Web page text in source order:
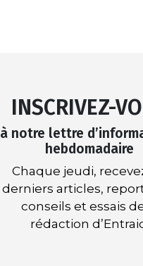
INSCRIVEZ-
à notre lettre
hebdomadaire
Chaque jeudi,
derniers articles,
conseils et essais
rédaction